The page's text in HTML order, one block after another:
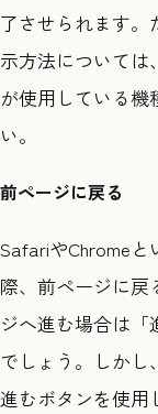
了させられます。
示方法について
が使用している機
い。
前ページに戻る
SafariやChrome
際、前ページに戻
ジへ進む場合は
でしょう。しかし
進むボタンを使用